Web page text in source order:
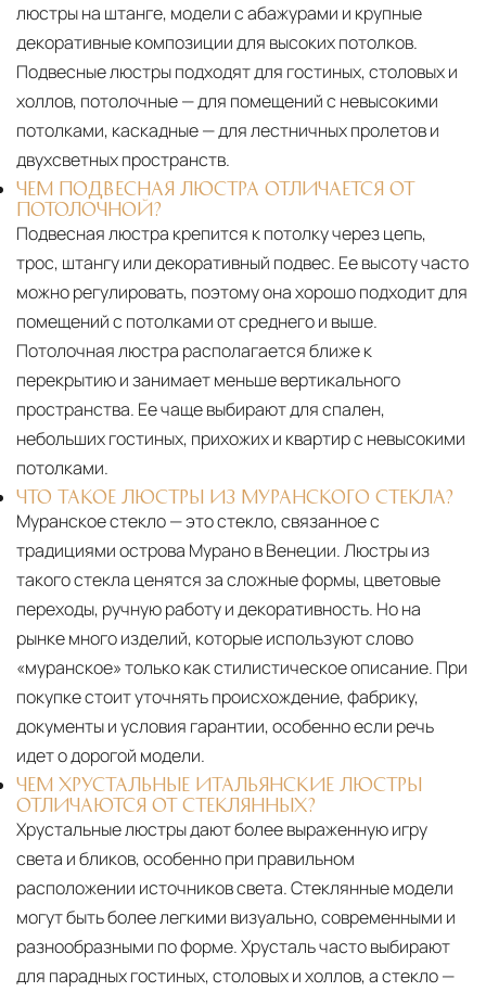
люстры на штанге, модели с абажурами и крупные
декоративные композиции для высоких потолков.
Подвесные люстры подходят для гостиных, столовых и
холлов, потолочные — для помещений с невысокими
потолками, каскадные — для лестничных пролетов и
двухсветных пространств.
ЧЕМ ПОДВЕСНАЯ ЛЮСТРА ОТЛИЧАЕТСЯ ОТ
ПОТОЛОЧНОЙ?
Подвесная люстра крепится к потолку через цепь,
трос, штангу или декоративный подвес. Ее высоту часто
можно регулировать, поэтому она хорошо подходит для
помещений с потолками от среднего и выше.
Потолочная люстра располагается ближе к
перекрытию и занимает меньше вертикального
пространства. Ее чаще выбирают для спален,
небольших гостиных, прихожих и квартир с невысокими
потолками.
ЧТО ТАКОЕ ЛЮСТРЫ ИЗ МУРАНСКОГО СТЕКЛА?
Муранское стекло — это стекло, связанное с
традициями острова Мурано в Венеции. Люстры из
такого стекла ценятся за сложные формы, цветовые
переходы, ручную работу и декоративность. Но на
рынке много изделий, которые используют слово
«муранское» только как стилистическое описание. При
покупке стоит уточнять происхождение, фабрику,
документы и условия гарантии, особенно если речь
идет о дорогой модели.
ЧЕМ ХРУСТАЛЬНЫЕ ИТАЛЬЯНСКИЕ ЛЮСТРЫ
ОТЛИЧАЮТСЯ ОТ СТЕКЛЯННЫХ?
Хрустальные люстры дают более выраженную игру
света и бликов, особенно при правильном
расположении источников света. Стеклянные модели
могут быть более легкими визуально, современными и
разнообразными по форме. Хрусталь часто выбирают
для парадных гостиных, столовых и холлов, а стекло —